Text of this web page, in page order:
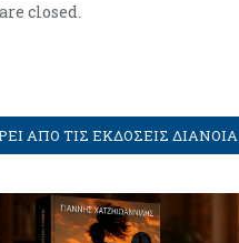
closed.
ΑΠΟ ΤΙΣ ΕΚΔΟΣΕΙΣ ΔΙΑΝΟΙΑ